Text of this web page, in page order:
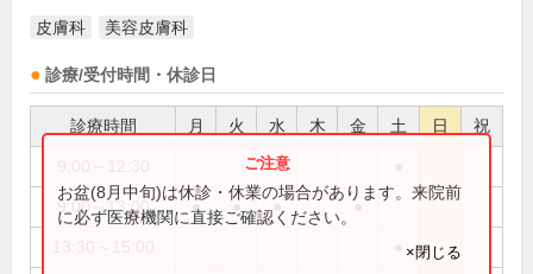
皮膚科 美容皮膚科
診療/受付時間・休診日
診療時間 月 火 水 木 金 土 日 祝
9:00～13:00 ● ● ● ●
お盆(8月中旬)は休診・休業の場合があります。来院前
に必ず医療機関に直接ご確認ください。
×閉じる